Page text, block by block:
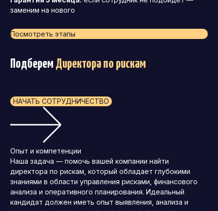
заменим на нового
Посмотреть этапы
Подберем Директора по рискам
НАЧАТЬ СОТРУДНИЧЕСТВО
Опыт и компетенции
Наша задача — помочь вашей компании найти
директора по рискам, который обладает глубокими
знаниями в области управления рисками, финансового
анализа и оперативного планирования. Идеальный
кандидат должен иметь опыт выявления, анализа и